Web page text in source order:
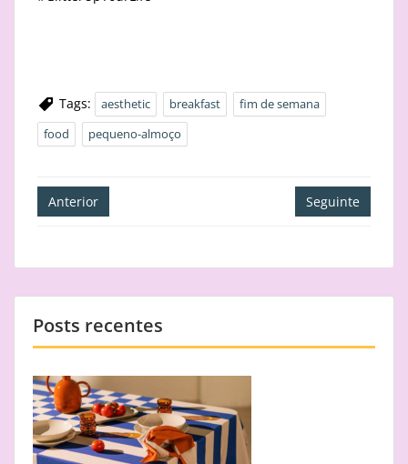
Tags: aesthetic breakfast
fim de semana
food
pequeno-almoço
Navegação
de
Anterior Seguinte
Posts recentes